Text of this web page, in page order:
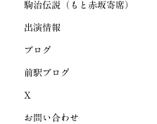
駒治伝説（もと赤坂寄席）
出演情報
ブログ
前駅ブログ
X
お問い合わせ